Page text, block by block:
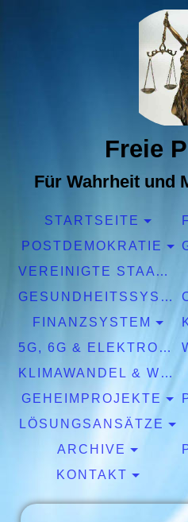
Freie
Für Wahrheit und
STARTSEITE
POSTDEMOKRATIE
VEREINIGTE STAATEN EUROPA
GESUNDHEITSSYSTEM
FINANZSYSTEM
5G, 6G & ELEKTROSMOG
KLIMAWANDEL & WETTER
GEHEIMPROJEKTE
LÖSUNGSANSÄTZE
ARCHIVE
KONTAKT